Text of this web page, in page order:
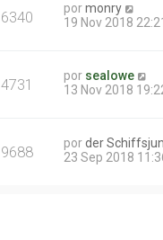
6340 pormonry
19 Nov 2018 22:21
4731 por sealowe
13 Nov 2018
9688 porder
23 Sep 2018